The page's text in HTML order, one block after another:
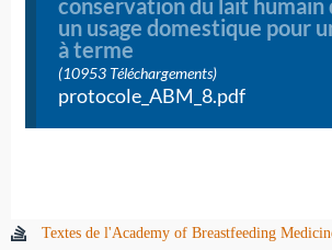
conservation du lait humain
un usage domestique pour
à terme
(10953 Téléchargements)
protocole_ABM_8.pdf
Textes de l'Academy of Breastfeeding